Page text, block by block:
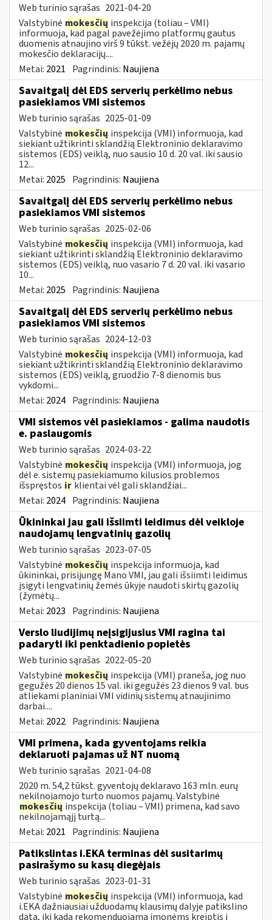
Web turinio sąrašas 2021-04-20
Valstybinė mokesčių inspekcija (toliau – VMI)
informuoja, kad pagal pavežėjimo platformų gautus
duomenis atnaujino virš 9 tūkst. vežėjų 2020 m. pajamų
mokesčio deklaracijų....
Metai: 2021 Pagrindinis: Naujiena
Savaitgalį dėl EDS serverių perkėlimo nebus
pasiekiamos VMI sistemos
Web turinio sąrašas 2025-01-09
Valstybinė mokesčių inspekcija (VMI) informuoja, kad
siekiant užtikrinti sklandžią Elektroninio deklaravimo
sistemos (EDS) veiklą, nuo sausio 10 d. 20 val. iki sausio
12...
Metai: 2025 Pagrindinis: Naujiena
Savaitgalį dėl EDS serverių perkėlimo nebus
pasiekiamos VMI sistemos
Web turinio sąrašas 2025-02-06
Valstybinė mokesčių inspekcija (VMI) informuoja, kad
siekiant užtikrinti sklandžią Elektroninio deklaravimo
sistemos (EDS) veiklą, nuo vasario 7 d. 20 val. iki vasario
10...
Metai: 2025 Pagrindinis: Naujiena
Savaitgalį dėl EDS serverių perkėlimo nebus
pasiekiamos VMI sistemos
Web turinio sąrašas 2024-12-03
Valstybinė mokesčių inspekcija (VMI) informuoja, kad
siekiant užtikrinti sklandžią Elektroninio deklaravimo
sistemos (EDS) veiklą, gruodžio 7-8 dienomis bus
vykdomi...
Metai: 2024 Pagrindinis: Naujiena
VMI sistemos vėl pasiekiamos - galima naudotis
e. paslaugomis
Web turinio sąrašas 2024-03-22
Valstybinė mokesčių inspekcija (VMI) informuoja, jog
dėl e. sistemų pasiekiamumo kilusios problemos
išspręstos ir klientai vėl gali sklandžiai...
Metai: 2024 Pagrindinis: Naujiena
Ūkininkai jau gali išsiimti leidimus dėl veikloje
naudojamų lengvatinių gazolių
Web turinio sąrašas 2023-07-05
Valstybinė mokesčių inspekcija informuoja, kad
ūkininkai, prisijungę Mano VMI, jau gali išsiimti leidimus
įsigyti lengvatinių žemės ūkyje naudoti skirtų gazolių
(žymėtų...
Metai: 2023 Pagrindinis: Naujiena
Verslo liudijimų neįsigijusius VMI ragina tai
padaryti iki penktadienio popietės
Web turinio sąrašas 2022-05-20
Valstybinė mokesčių inspekcija (VMI) praneša, jog nuo
gegužės 20 dienos 15 val. iki gegužės 23 dienos 9 val. bus
atliekami planiniai VMI vidinių sistemų atnaujinimo
darbai....
Metai: 2022 Pagrindinis: Naujiena
VMI primena, kada gyventojams reikia
deklaruoti pajamas už NT nuomą
Web turinio sąrašas 2021-04-08
2020 m. 54,2 tūkst. gyventojų deklaravo 163 mln. eurų
nekilnojamojo turto nuomos pajamų. Valstybinė
mokesčių inspekcija (toliau – VMI) primena, kad savo
nekilnojamąjį turtą...
Metai: 2021 Pagrindinis: Naujiena
Patikslintas i.EKA terminas dėl susitarimų
pasirašymo su kasų diegėjais
Web turinio sąrašas 2023-01-31
Valstybinė mokesčių inspekcija (VMI) informuoja, kad
i.EKA dažniausiai užduodamų klausimų dalyje patikslino
datą, iki kada rekomenduojama įmonėms kreiptis į